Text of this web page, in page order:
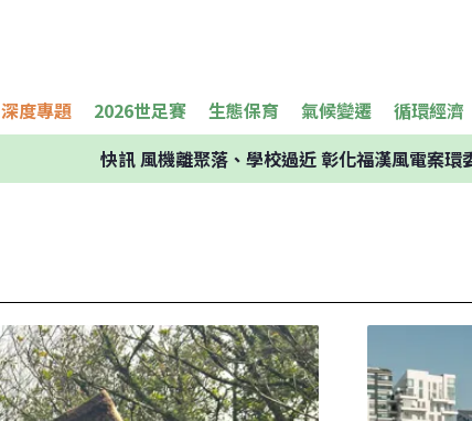
深度專題 2026世足賽 生態保育 氣候變遷 循環經濟
快訊風機離聚落、學校過近 彰化福漢風電案環